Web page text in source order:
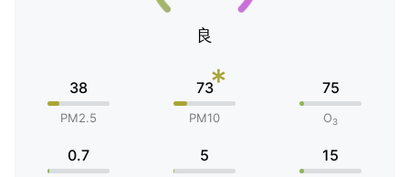
良
38
PM2.5
73*
PM10
75
O3
0.7 5 15